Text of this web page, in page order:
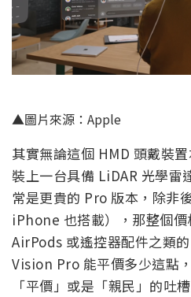
▲圖片來源：Apple
其實無論這個 HMD 頭戴裝
裝上一台具備 LiDAR 光學
常是更貴的 Pro 版本，除非
iPhone 也搭載），那整個
AirPods 或遙控器配件之類
Vision Pro 能平價多少這點
「平價」或是「親民」的吐